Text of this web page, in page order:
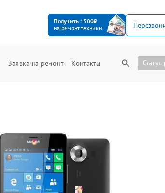
Получить 1500₽
на ремонт техники
Заявка на ремонт Контакты